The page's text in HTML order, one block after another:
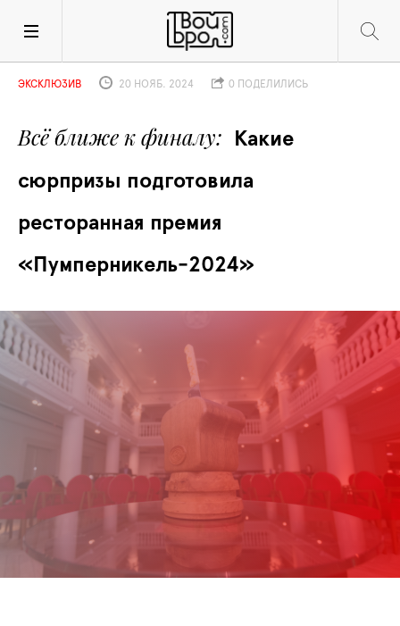
Всё ближе к финалу
Какие
сюрпризы подготовила
ресторанная премия
«Пумперникель-2024»
ЭКСКЛЮЗИВ 20 НОЯБ. 2024 0 ПОДЕЛИЛИСЬ